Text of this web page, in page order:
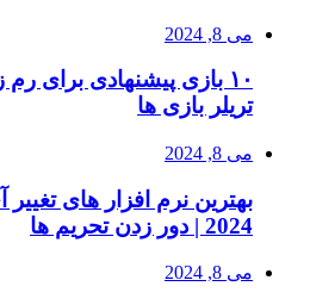
می 8, 2024
تریلر بازی ها
می 8, 2024
بهترین نرم افزار های
2024 | دور زدن تحریم ها
می 8, 2024